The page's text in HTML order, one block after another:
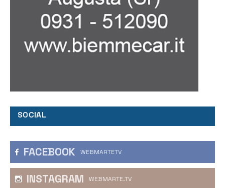
SOCIAL
FACEBOOK WEBMARTETV
INSTAGRAM WEBMARTE.TV